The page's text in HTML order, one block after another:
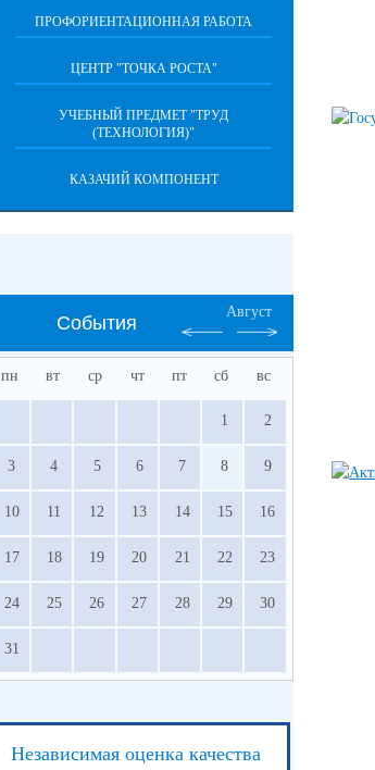
ПРОФОРИЕНТАЦИОННАЯ РАБОТА
ЦЕНТР "ТОЧКА РОСТА"
УЧЕБНЫЙ ПРЕДМЕТ "ТРУД
(ТЕХНОЛОГИЯ)"
КАЗАЧИЙ КОМПОНЕНТ
События
Август
пн вт ср чт пт сб вс
1 2
3 4 5 6 7 8 9
10 11 12 13 14 15 16
17 18 19 20 21 22 23
24 25 26 27 28 29 30
31
Независимая оценка качества